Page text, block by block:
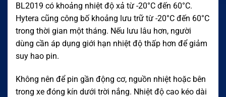
BL2019 có khoảng nhiệt độ xả từ -20°C đến 60°C.
Hytera cũng công bố khoảng lưu trữ từ -20°C đến 60°C
trong thời gian một tháng. Nếu lưu lâu hơn, người
dùng cần áp dụng giới hạn nhiệt độ thấp hơn để giảm
suy hao pin.
Không nên để pin gần động cơ, nguồn nhiệt hoặc bên
trong xe đóng kín dưới trời nắng. Nhiệt độ cao kéo dài